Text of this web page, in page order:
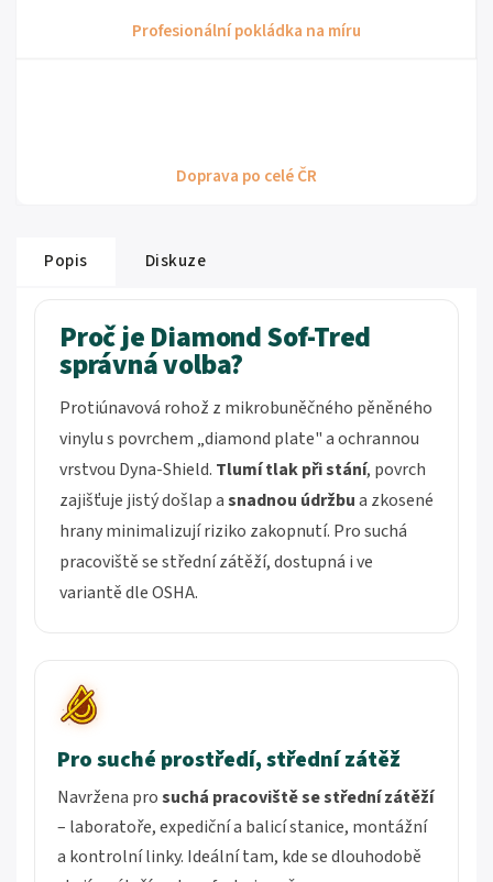
Profesionální pokládka na míru
Doprava po celé ČR
Popis Diskuze
Proč je Diamond Sof-Tred
správná volba?
Protiúnavová rohož z mikrobuněčného pěněného
vinylu s povrchem „diamond plate" a ochrannou
vrstvou Dyna-Shield. Tlumí tlak při stání, povrch
zajišťuje jistý došlap asnadnou údržbua zkosené
hrany minimalizují riziko zakopnutí. Pro suchá
pracoviště se střední zátěží, dostupná i ve
variantě dle OSHA.
Pro suché prostředí, střední zátěž
Navržena prosuchá pracoviště se střední zátěží
– laboratoře, expediční a balicí stanice, montážní
a kontrolní linky. Ideální tam, kde se dlouhodobě